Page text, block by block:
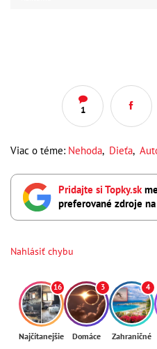
1
Viac o téme: Nehoda, Dieťa,
Pridajte si Topky.sk
preferované zdroje
Nahlásiť chybu
16
Najčítanejšie
3
Domáce
4
Zahraničné